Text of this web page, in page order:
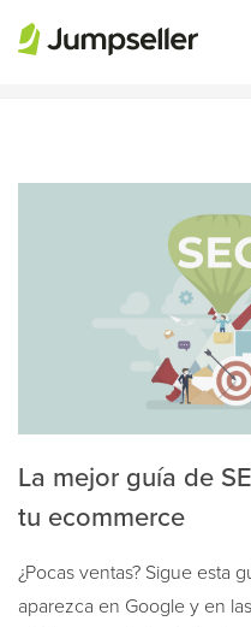
La mejor guía de
tu ecommerce
¿Pocas ventas? Sigue esta
aparezca en Google y en